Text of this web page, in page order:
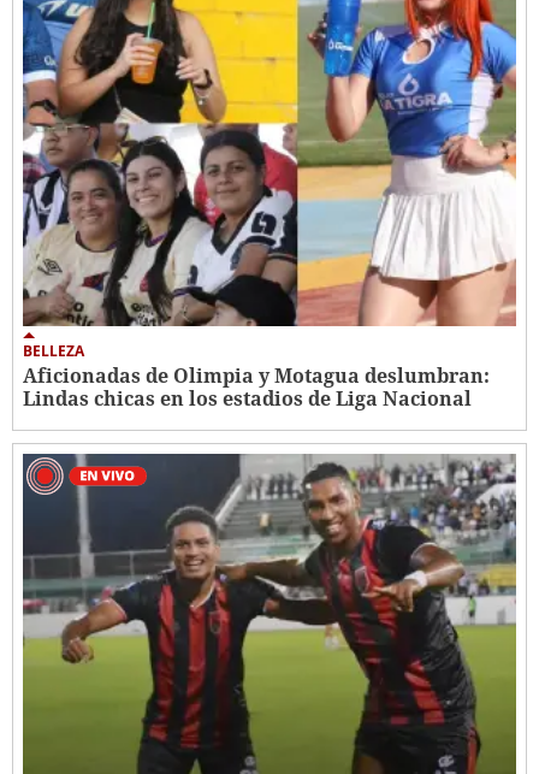
BELLEZA
Aficionadas de Olimpia y Motagua deslumbran:
Lindas chicas en los estadios de Liga Nacional